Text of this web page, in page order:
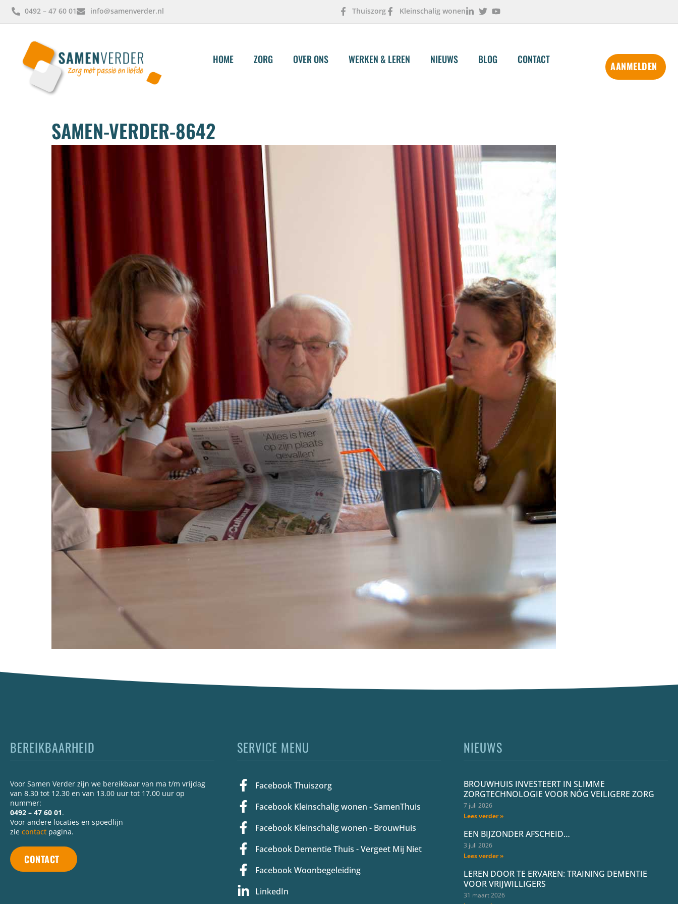
0492 – 47 60 01 info@samenverder.nl Thuiszorg Kleinschalig wonen
HOME ZORG OVER ONS WERKEN & LEREN NIEUWS BLOG CONTACT
AANMELDEN
SAMEN-VERDER-8642
BEREIKBAARHEID
Voor Samen Verder zijn we bereikbaar van ma t/m vrijdag
van 8.30 tot 12.30 en van 13.00 uur tot 17.00 uur op
nummer:
0492 – 47 60 01.
Voor andere locaties en spoedlijn
zie contact pagina.
CONTACT
SERVICE MENU
Facebook Thuiszorg
Facebook Kleinschalig wonen - SamenThuis
Facebook Kleinschalig wonen - BrouwHuis
Facebook Dementie Thuis - Vergeet Mij Niet
Facebook Woonbegeleiding
LinkedIn
NIEUWS
BROUWHUIS INVESTEERT IN SLIMME
ZORGTECHNOLOGIE VOOR NÓG VEILIGERE ZORG
7 juli 2026
Lees verder »
EEN BIJZONDER AFSCHEID…
3 juli 2026
Lees verder »
LEREN DOOR TE ERVAREN: TRAINING DEMENTIE
VOOR VRIJWILLIGERS
31 maart 2026